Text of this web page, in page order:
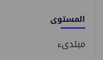
المستوى
مبتدىء